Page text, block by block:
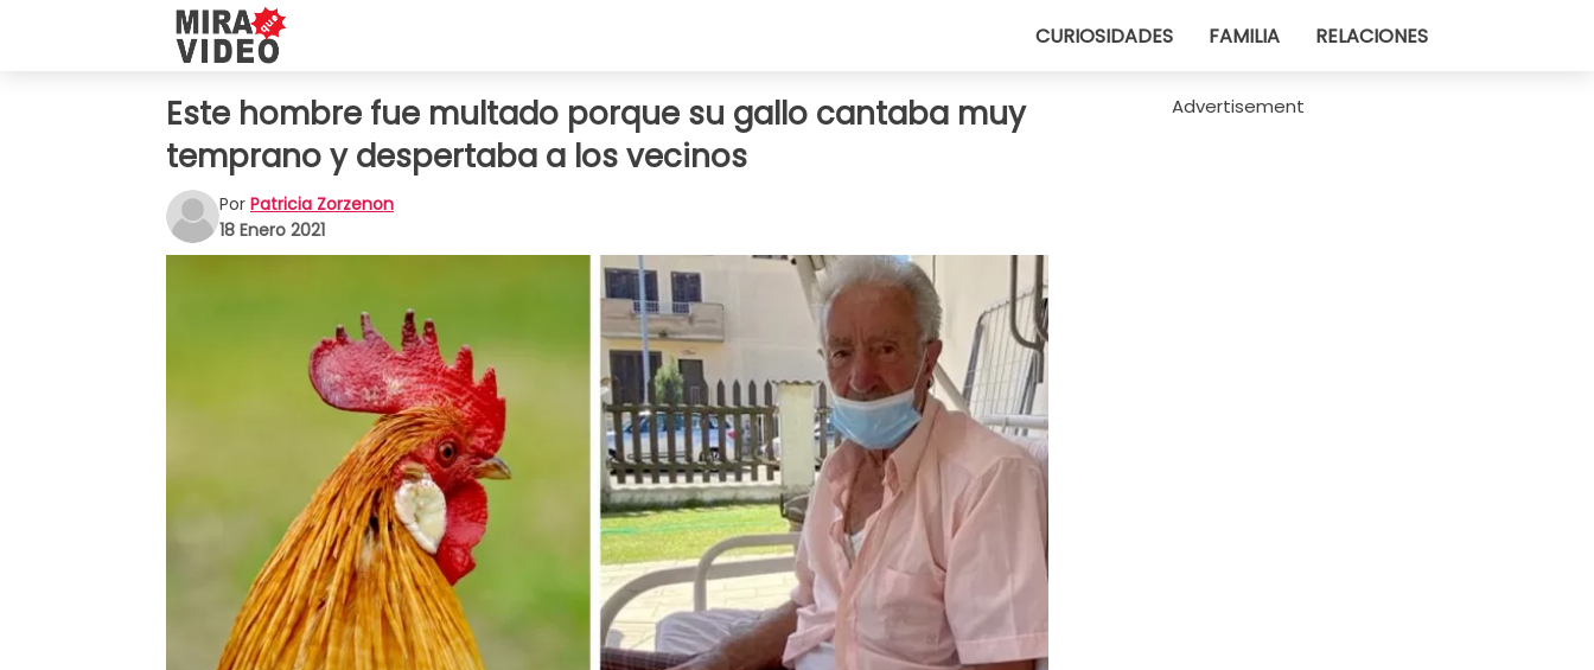
CURIOSIDADES FAMILIA RELACIONES
Este hombre fue multado porque su gallo cantaba muy
temprano y despertaba a los vecinos
Por Patricia Zorzenon
18 Enero 2021
Advertisement